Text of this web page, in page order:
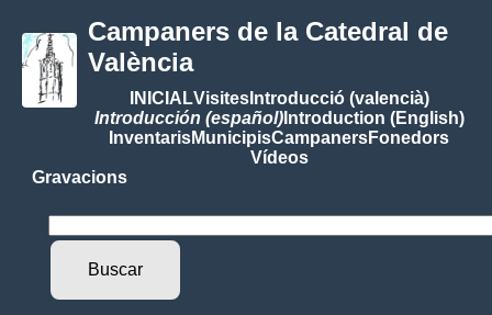
Campaners de la Catedral de
València
INICIALVisitesIntroducció (valencià)
Introducción (español)Introduction (English)
InventarisMunicipisCampanersFonedors
Vídeos
Gravacions